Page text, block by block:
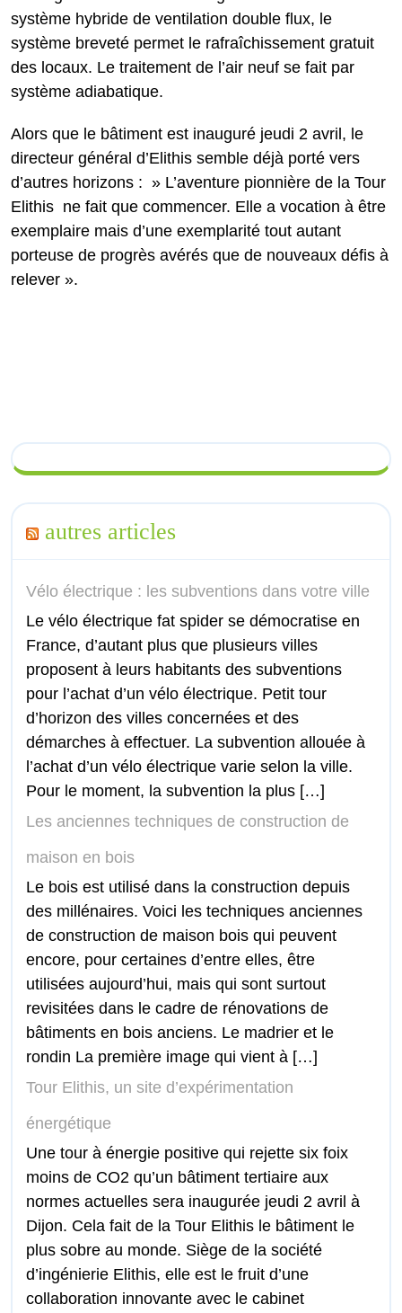
système hybride de ventilation double flux, le
système breveté permet le rafraîchissement gratuit
des locaux. Le traitement de l’air neuf se fait par
système adiabatique.
Alors que le bâtiment est inauguré jeudi 2 avril, le
directeur général d’Elithis semble déjà porté vers
d’autres horizons : » L’aventure pionnière de la Tour
Elithis ne fait que commencer. Elle a vocation à être
exemplaire mais d’une exemplarité tout autant
porteuse de progrès avérés que de nouveaux défis à
relever ».
autres articles
Vélo électrique : les subventions dans votre ville
Le vélo électrique fat spider se démocratise en
France, d’autant plus que plusieurs villes
proposent à leurs habitants des subventions
pour l’achat d’un vélo électrique. Petit tour
d’horizon des villes concernées et des
démarches à effectuer. La subvention allouée à
l’achat d’un vélo électrique varie selon la ville.
Pour le moment, la subvention la plus […]
Les anciennes techniques de construction de
maison en bois
Le bois est utilisé dans la construction depuis
des millénaires. Voici les techniques anciennes
de construction de maison bois qui peuvent
encore, pour certaines d’entre elles, être
utilisées aujourd’hui, mais qui sont surtout
revisitées dans le cadre de rénovations de
bâtiments en bois anciens. Le madrier et le
rondin La première image qui vient à […]
Tour Elithis, un site d’expérimentation
énergétique
Une tour à énergie positive qui rejette six foix
moins de CO2 qu’un bâtiment tertiaire aux
normes actuelles sera inaugurée jeudi 2 avril à
Dijon. Cela fait de la Tour Elithis le bâtiment le
plus sobre au monde. Siège de la société
d’ingénierie Elithis, elle est le fruit d’une
collaboration innovante avec le cabinet